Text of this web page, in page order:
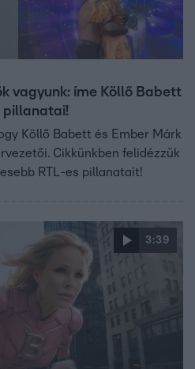
vagyunk: íme Köllő Babett
pillanatai!
Köllő Babett és Ember Márk
Cikkünkben felidézzük
RTL-es pillanatait!
3:39